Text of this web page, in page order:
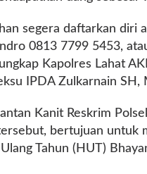
segera daftarkan diri
0813 7799 5453,
Kapolres Lahat
IPDA Zulkarnain
Kanit Reskrim
bertujuan untuk
Tahun (HUT)